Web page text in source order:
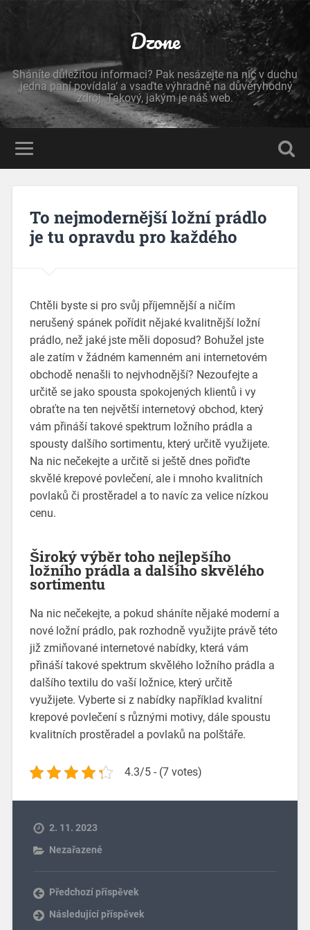
Dzone
Sháníte důležitou informaci? Pak nesázejte na nic v duchu
‚jedna paní povídala‘ a vsaďte výhradně na důvěryhodný
zdroj. Takový, jakým je náš web.
To nejmodernější ložní prádlo
je tu opravdu pro každého
Chtěli byste si pro svůj příjemnější a ničím
nerušený spánek pořídit nějaké kvalitnější ložní
prádlo, než jaké jste měli doposud? Bohužel jste
ale zatím v žádném kamenném ani internetovém
obchodě nenašli to nejvhodnější? Nezoufejte a
určitě se jako spousta spokojených klientů i vy
obraťte na ten největší internetový obchod, který
vám přináší takové spektrum ložního prádla a
spousty dalšího sortimentu, který určitě využijete.
Na nic nečekejte a určitě si ještě dnes pořiďte
skvělé krepové povlečení, ale i mnoho kvalitních
povlaků či prostěradel a to navíc za velice nízkou
cenu.
Široký výběr toho nejlepšího
ložního prádla a dalšího skvělého
sortimentu
Na nic nečekejte, a pokud sháníte nějaké moderní a
nové ložní prádlo, pak rozhodně využijte právě této
již zmiňované internetové nabídky, která vám
přináší takové spektrum skvělého ložního prádla a
dalšího textilu do vaší ložnice, který určitě
využijete. Vyberte si z nabídky například kvalitní
krepové povlečení s různými motivy, dále spoustu
kvalitních prostěradel a povlaků na polštáře.
4.3/5 - (7 votes)
2. 11. 2023
Nezařazené
Předchozí příspěvek
Následující příspěvek